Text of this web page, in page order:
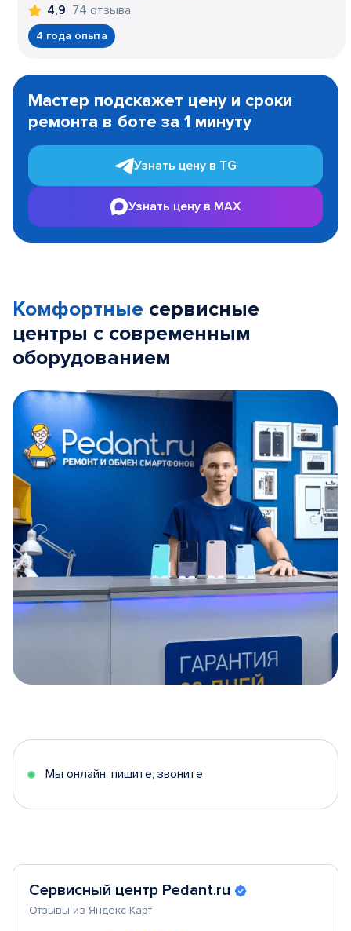
4,9 74 отзыва
4 года опыта
1
Мастер подскажет цену и сроки
ремонта в боте за 1 минуту
Узнать цену в TG
Узнать цену в MAX
Комфортные сервисные
центры с современным
оборудованием
5
Мы онлайн, пишите, звоните
Сервисный центр Pedant.ru
Отзывы из Яндекс Карт